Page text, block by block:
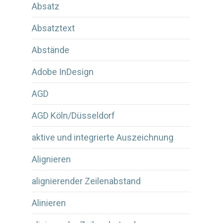
Absatz
Absatztext
Abstände
Adobe InDesign
AGD
AGD Köln/Düsseldorf
aktive und integrierte Auszeichnung
Alignieren
alignierender Zeilenabstand
Alinieren